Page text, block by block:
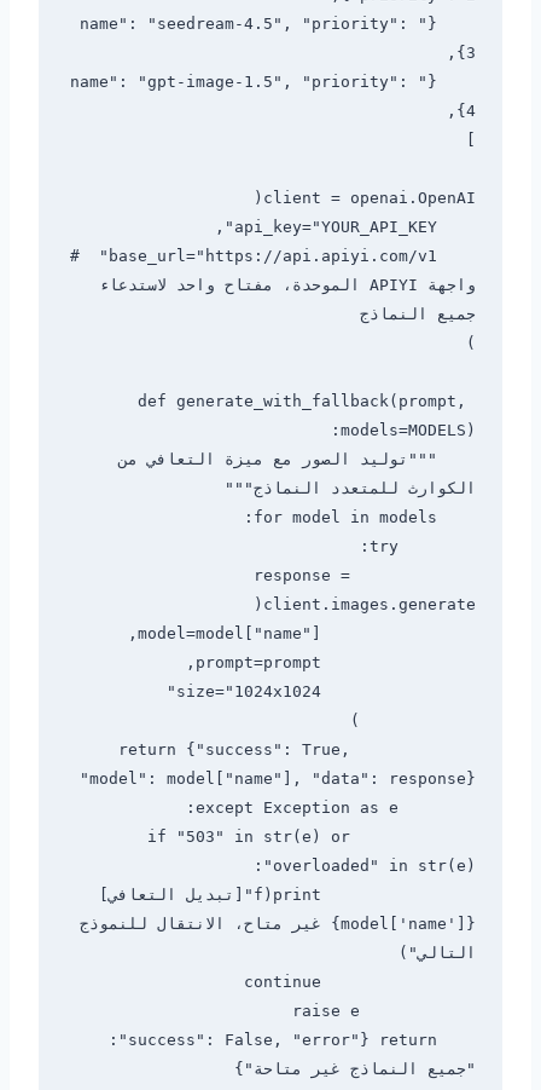
    {"name": "seedream-4.5", "priority":
    {"name": "gpt-image-1.5", "priority":
def generate_with_fallback(prompt,
            response =
            return {"success": True,
            if "503" in str(e) or
"جميع النماذج غير متاحة"}